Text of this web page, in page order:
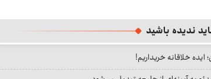
ندیده باشید
ایده خلاقانه خریداریم!